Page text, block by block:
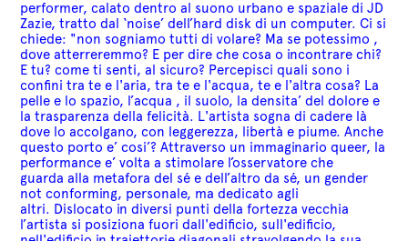
performer, calato dentro al suono urbano e spaziale di JD
Zazie, tratto dal ‘noise’ dell’hard disk di un computer. Ci si
chiede: "non sogniamo tutti di volare? Ma se potessimo ,
dove atterreremmo? E per dire che cosa o incontrare chi?
E tu? come ti senti, al sicuro? Percepisci quali sono i
confini tra te e l'aria, tra te e l'acqua, te e l'altra cosa? La
pelle e lo spazio, l’acqua , il suolo, la densita’ del dolore e
la trasparenza della felicità. L'artista sogna di cadere là
dove lo accolgano, con leggerezza, libertà e piume. Anche
questo porto e’ cosi’? Attraverso un immaginario queer, la
performance e’ volta a stimolare l’osservatore che
guarda alla metafora del sé e dell’altro da sé, un gender
not conforming, personale, ma dedicato agli
altri. Dislocato in diversi punti della fortezza vecchia
l’artista si posiziona fuori dall'edificio, sull'edificio,